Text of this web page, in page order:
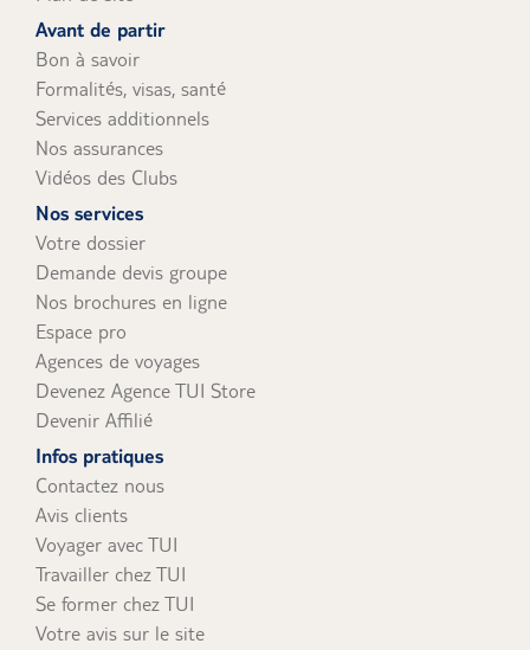
Avant de partir
Bon à savoir
Formalités, visas, santé
Services additionnels
Nos assurances
Vidéos des Clubs
Nos services
Votre dossier
Demande devis groupe
Nos brochures en ligne
Espace pro
Agences de voyages
Devenez Agence TUI Store
Devenir Affilié
Infos pratiques
Contactez nous
Avis clients
Voyager avec TUI
Travailler chez TUI
Se former chez TUI
Votre avis sur le site